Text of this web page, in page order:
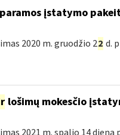
įstatymo
2020 m. gruodžio 22 d.
lošimų mokesčio